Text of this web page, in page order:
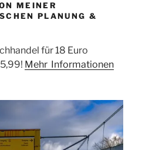
MEINER
PLANUNG &
für 18 Euro
Mehr Informationen